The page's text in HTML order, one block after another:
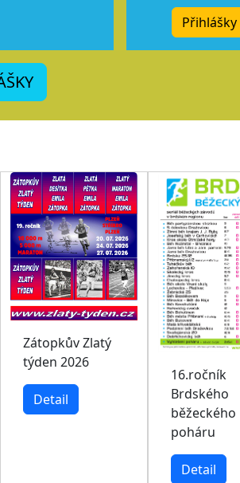
Přihlášky
Zátopkův Zlatý
týden 2026
Detail
16.ročník
Brdského
běžeckého
poháru
Detail